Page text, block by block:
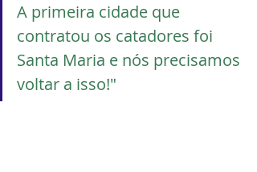
A primeira cidade que
contratou os catadores foi
Santa Maria e nós precisamos
voltar a isso!"